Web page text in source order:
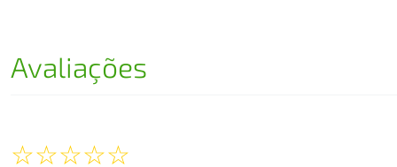
Avaliações
☆☆☆☆☆